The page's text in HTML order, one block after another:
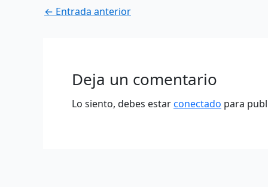
← Entrada anterior
Deja un comentario
Lo siento, debes estarconectado para